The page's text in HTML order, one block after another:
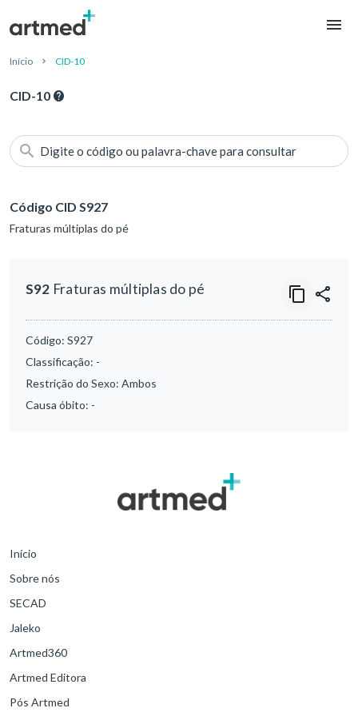
Início CID-10
CID-10
Digite o código ou palavra-chave para consultar
Código CID S927
Fraturas múltiplas do pé
S92 Fraturas múltiplas do pé
Código: S927
Classificação: -
Restrição do Sexo: Ambos
Causa óbito: -
Início
Sobre nós
SECAD
Jaleko
Artmed360
Artmed Editora
Pós Artmed